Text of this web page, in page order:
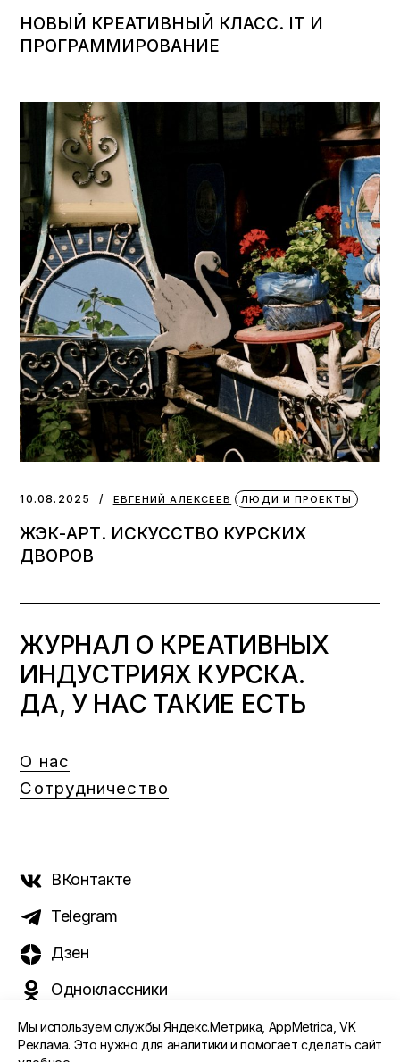
НОВЫЙ КРЕАТИВНЫЙ КЛАСС. IT И
ПРОГРАММИРОВАНИЕ
10.08.2025 ЕВГЕНИЙ АЛЕКСЕЕВ ЛЮДИ И ПРОЕКТЫ
ЖЭК-АРТ. ИСКУССТВО КУРСКИХ
ДВОРОВ
ЖУРНАЛ О КРЕАТИВНЫХ
ИНДУСТРИЯХ КУРСКА.
ДА, У НАС ТАКИЕ ЕСТЬ
О нас
Сотрудничество
ВКонтакте
Telegram
Дзен
Одноклассники
Мы используем службы Яндекс.Метрика, AppMetrica, VK
Реклама. Это нужно для аналитики и помогает сделать сайт